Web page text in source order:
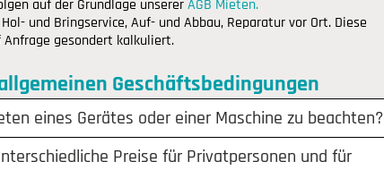
auf der Grundlage unserer AGB Mieten.
und Bringservice, Auf- und Abbau, Reparatur vor Ort. Diese
gesondert kalkuliert.
Geschäftsbedingungen
eines Gerätes oder einer Maschine zu beachten?
Preise für Privatpersonen und für